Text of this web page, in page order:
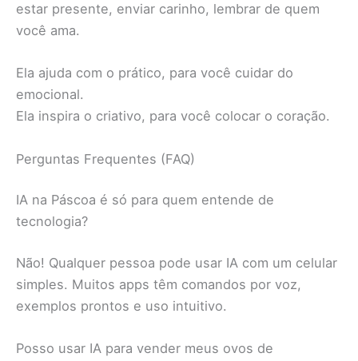
estar presente, enviar carinho, lembrar de quem
você ama.
Ela ajuda com o prático, para você cuidar do
emocional.
Ela inspira o criativo, para você colocar o coração.
Perguntas Frequentes (FAQ)
IA na Páscoa é só para quem entende de
tecnologia?
Não! Qualquer pessoa pode usar IA com um celular
simples. Muitos apps têm comandos por voz,
exemplos prontos e uso intuitivo.
Posso usar IA para vender meus ovos de